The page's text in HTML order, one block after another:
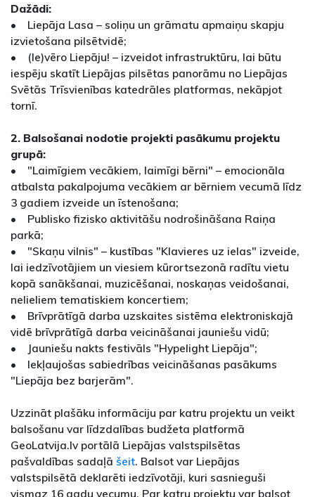
Dažādi:
• Liepāja Lasa – soliņu un grāmatu apmaiņu skapju
izvietošana pilsētvidē;
• (Ie)vēro Liepāju! – izveidot infrastruktūru, lai būtu
iespēju skatīt Liepājas pilsētas panorāmu no Liepājas
Svētās Trīsvienības katedrāles platformas, nekāpjot
tornī.
2. Balsošanai nodotie projekti pasākumu projektu
grupā:
• "Laimīgiem vecākiem, laimīgi bērni" – emocionāla
atbalsta pakalpojuma vecākiem ar bērniem vecumā līdz
3 gadiem izveide un īstenošana;
• Publisko fizisko aktivitāšu nodrošināšana Raiņa
parkā;
• "Skaņu vilnis" – kustības "Klavieres uz ielas" izveide,
lai iedzīvotājiem un viesiem kūrortsezonā radītu vietu
kopā sanākšanai, muzicēšanai, noskaņas veidošanai,
nelieliem tematiskiem koncertiem;
• Brīvprātīgā darba uzskaites sistēma elektroniskajā
vidē brīvprātīgā darba veicināšanai jauniešu vidū;
• Jauniešu nakts festivāls "Hypelight Liepāja";
• Iekļaujošas sabiedrības veicināšanas pasākums
"Liepāja bez barjerām".
Uzzināt plašāku informāciju par katru projektu un veikt
balsošanu var līdzdalības budžeta platformā
GeoLatvija.lv portālā Liepājas valstspilsētas
pašvaldības sadaļā šeit. Balsot var Liepājas
valstspilsētā deklarēti iedzīvotāji, kuri sasnieguši
vismaz 16 gadu vecumu. Par katru projektu var balsot